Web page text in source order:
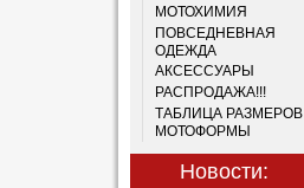
МОТОХИМИЯ
ПОВСЕДНЕВНАЯ
ОДЕЖДА
АКСЕССУАРЫ
РАСПРОДАЖА!!!
ТАБЛИЦА РАЗМЕРОВ
МОТОФОРМЫ
Новости: